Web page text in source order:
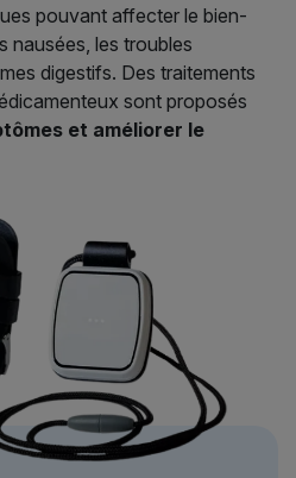
pouvant affecter le bien-
nausées, les troubles
digestifs. Des traitements
sont proposés
et améliorer le